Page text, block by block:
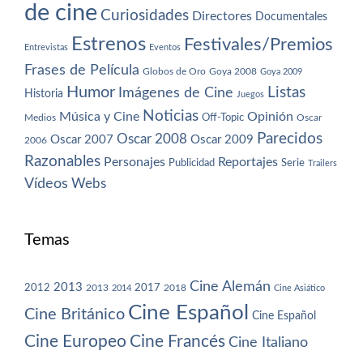
de cine Curiosidades Directores Documentales
Entrevistas Estrenos Eventos Festivales/Premios
Frases de Película Globos de Oro Goya 2008 Goya 2009
Historia Humor Imágenes de Cine Juegos Listas
Medios Música y Cine Noticias Off-Topic Opinión Oscar
2006 Oscar 2007 Oscar 2008 Oscar 2009 Parecidos
Razonables Personajes Publicidad Reportajes Serie Trailers
Vídeos Webs
Temas
2012 2013 2013 2014 2017 2018 Cine Alemán Cine Asiático
Cine Británico Cine Español Cine Español
Cine Europeo Cine Francés Cine Italiano